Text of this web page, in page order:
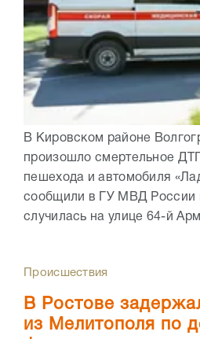
В Кировском районе
произошло смертельное
пешехода и автомобиля
сообщили в ГУ МВД России
случилась на улице 64-й
Происшествия
В Ростове
из Мелитополя по